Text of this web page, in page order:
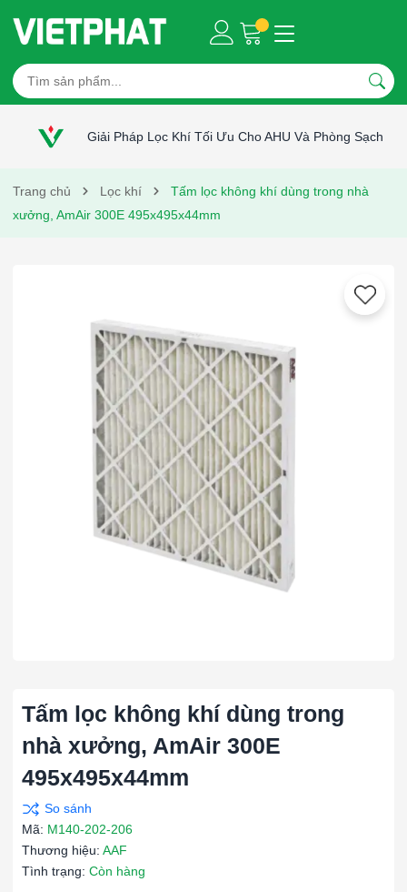
Giải Pháp Lọc Khí Tối Ưu Cho AHU Và Phòng Sạch
Trang chủ Lọc khí
Tấm lọc không khí dùng trong nhà
xưởng, AmAir 300E 495x495x44mm
Tấm lọc không khí dùng trong
nhà xưởng, AmAir 300E
495x495x44mm
Mã: M140-202-206
Thương hiệu: AAF
Tình trạng: Còn hàng